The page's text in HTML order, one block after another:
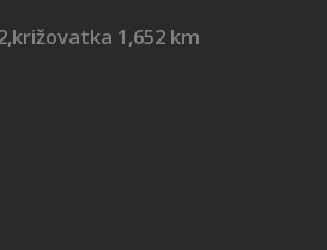
1,652 km